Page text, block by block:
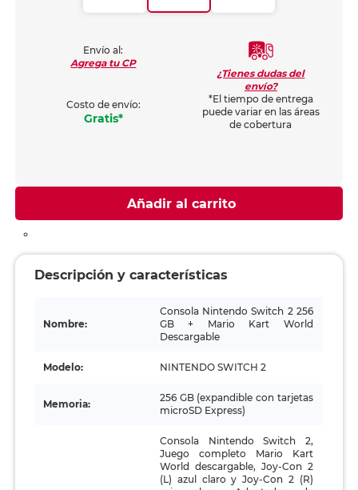
Envío al:
Agrega tu CP
Costo de envío:
Gratis*
¿Tienes dudas del
envío?
*El tiempo de entrega
puede variar en las áreas
de cobertura
Añadir al carrito
Descripción y características
Nombre:
Consola Nintendo Switch 2 256
GB + Mario Kart World
Descargable
Modelo: NINTENDO SWITCH 2
Memoria:
256 GB (expandible con tarjetas
microSD Express)
Consola Nintendo Switch 2,
Juego completo Mario Kart
World descargable, Joy-Con 2
(L) azul claro y Joy-Con 2 (R)